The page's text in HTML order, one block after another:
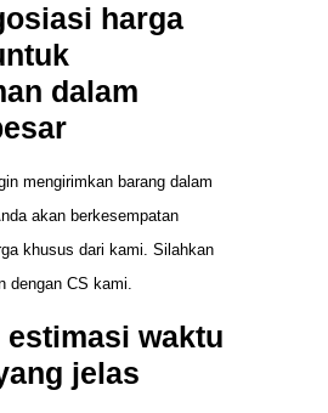
harga
dalam
mengirimkan barang dalam
akan berkesempatan
khusus dari kami. Silahkan
dengan CS kami.
waktu
jelas